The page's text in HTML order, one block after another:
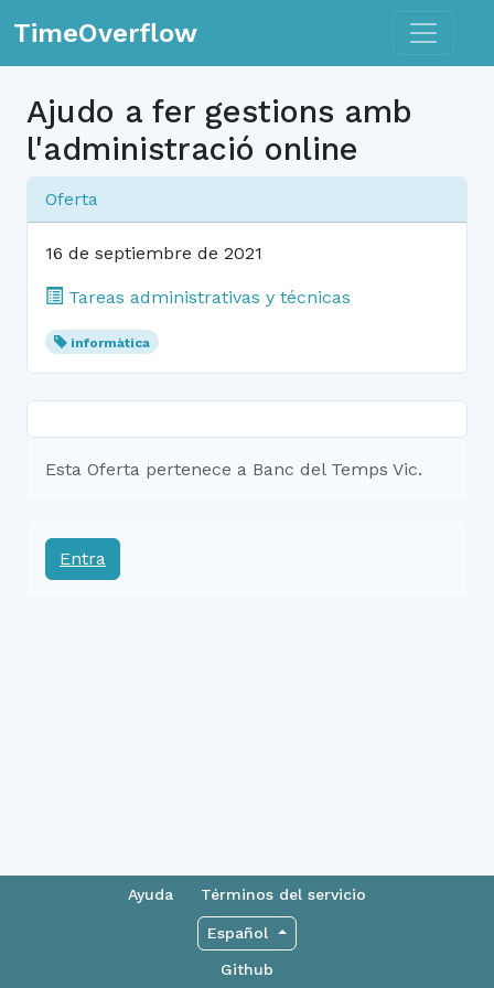
TimeOverflow Toggle
Ajudo a fer gestions amb
l'administració online
Oferta
16 de septiembre de 2021
Tareas administrativas y técnicas
informàtica
Esta Oferta pertenece a Banc del Temps Vic.
Entra
Ayuda Términos del servicio
Español
Github